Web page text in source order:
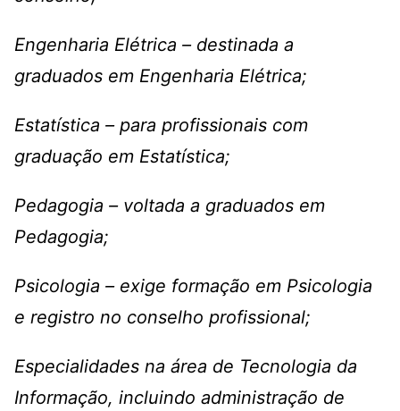
Engenharia Elétrica – destinada a
graduados em Engenharia Elétrica;
Estatística – para profissionais com
graduação em Estatística;
Pedagogia – voltada a graduados em
Pedagogia;
Psicologia – exige formação em Psicologia
e registro no conselho profissional;
Especialidades na área de Tecnologia da
Informação, incluindo administração de